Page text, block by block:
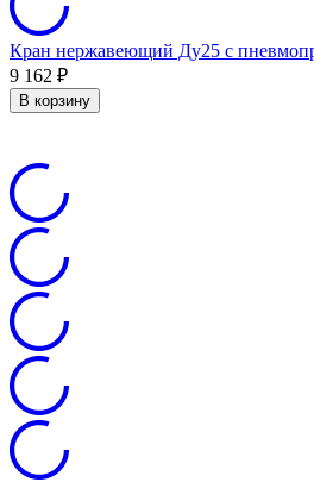
Кран нержавеющий Ду25 с
9 162 ₽
В корзину